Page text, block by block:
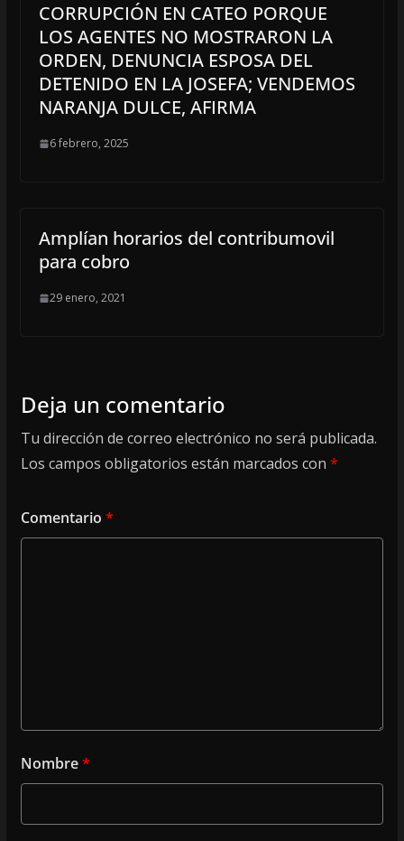
CORRUPCIÓN EN CATEO PORQUE
LOS AGENTES NO MOSTRARON LA
ORDEN, DENUNCIA ESPOSA DEL
DETENIDO EN LA JOSEFA; VENDEMOS
NARANJA DULCE, AFIRMA
6 febrero, 2025
Amplían horarios del contribumovil
para cobro
29 enero, 2021
Deja un comentario
Tu dirección de correo electrónico no será publicada.
Los campos obligatorios están marcados con *
Comentario *
Nombre*